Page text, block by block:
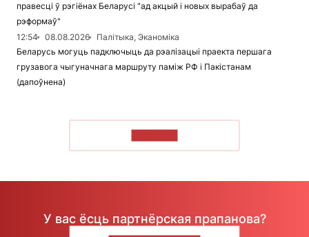
правесці ў рэгіёнах Беларусі "ад акцый і новых вырабаў да
рэформаў"
12:54
08.08.2026
Палітыка, Эканоміка
Беларусь могуць падключыць да рэалізацыі праекта першага
грузавога чыгуначнага маршруту паміж РФ і Пакістанам
(дапоўнена)
У вас ёсць партнёрская прапанова?